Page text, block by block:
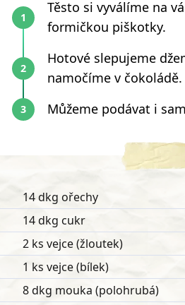
Těsto si vyválíme na
formičkou piškotky.
Hotové slepujeme
namočíme v čokoládě.
Můžeme podávat i
14 dkg ořechy
14 dkg cukr
2 ks vejce (žloutek)
1 ks vejce (bílek)
8 dkg mouka (polohrubá)